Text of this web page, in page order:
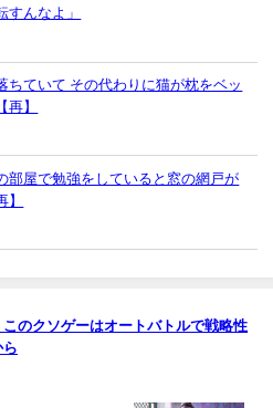
すんなよ」
ちていて その代わりに猫が枕をベッ
再】
部屋で勉強をしていると窓の網戸が
】
このクソゲーはオートバトルで戦略性
ら